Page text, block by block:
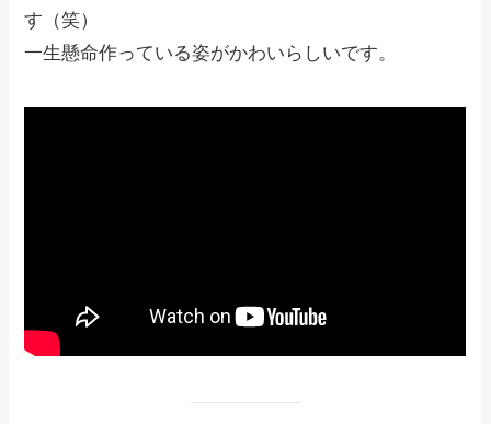
す（笑）
一生懸命作っている姿がかわいらしいです。